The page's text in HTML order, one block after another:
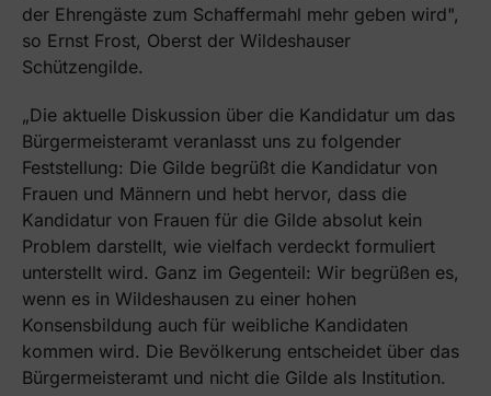
der Ehrengäste zum Schaffermahl mehr geben wird",
so Ernst Frost, Oberst der Wildeshauser
Schützengilde.
„Die aktuelle Diskussion über die Kandidatur um das
Bürgermeisteramt veranlasst uns zu folgender
Feststellung: Die Gilde begrüßt die Kandidatur von
Frauen und Männern und hebt hervor, dass die
Kandidatur von Frauen für die Gilde absolut kein
Problem darstellt, wie vielfach verdeckt formuliert
unterstellt wird. Ganz im Gegenteil: Wir begrüßen es,
wenn es in Wildeshausen zu einer hohen
Konsensbildung auch für weibliche Kandidaten
kommen wird. Die Bevölkerung entscheidet über das
Bürgermeisteramt und nicht die Gilde als Institution.